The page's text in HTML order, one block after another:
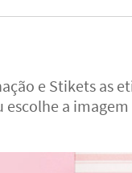
e Stikets as
escolhe a